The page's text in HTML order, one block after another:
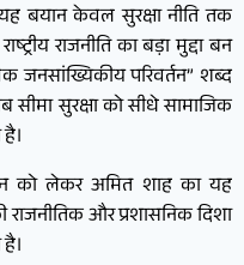
बयान केवल सुरक्षा नीति तक
राजनीति का बड़ा मुद्दा बन
जनसांख्यिकीय परिवर्तन” शब्द
सुरक्षा को सीधे सामाजिक
को लेकर अमित शाह का यह
और प्रशासनिक दिशा